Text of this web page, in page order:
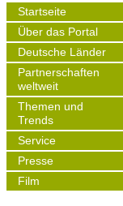
Main
navigation
Startseite
Über das Portal
Deutsche Länder
Partnerschaften
weltweit
Themen und
Trends
Service
Presse
Film